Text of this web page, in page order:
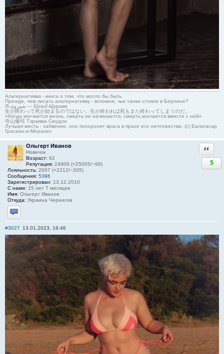
Альтернативка - книга о том, что могло бы быть.
Прежде, чем писать альтернативку - вспомни, чьи танки стояли в Берлине?
Я-شوروی — šûravî-Шурави
生が終わって死が始まるのではない。生が終われば死もまた終わってしまうのだ。
«Когда кончается жизнь, смерть не начинается, смерть кончается вместе с ней»
寺山修司 Тэраяма Сюудзи
Лучшая месть - забвение, оно похоронит врага в прахе его ничтожества. (с) Бальтасар
Грасиан-и-Моралес
Ольгерт Иванов
Новичок
Возраст: 62
Репутация: 24906 (+25005/−99)
Лояльность: 2007 (+2212/−205)
Сообщения: 5396
Зарегистрирован: 13.12.2010
С нами: 15 лет 7 месяцев
Имя: Ольгерт Иванов
Откуда: Украина Чернигов
Отправить личное сообщение
5
#3027 13.01.2023, 16:46